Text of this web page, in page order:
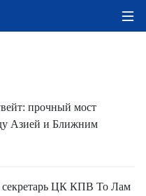
прочный мост
Азией и Ближним
секретарь ЦК КПВ То Лам